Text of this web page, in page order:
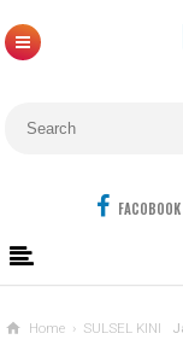
FACOBOOK
Home › SULSEL KINI